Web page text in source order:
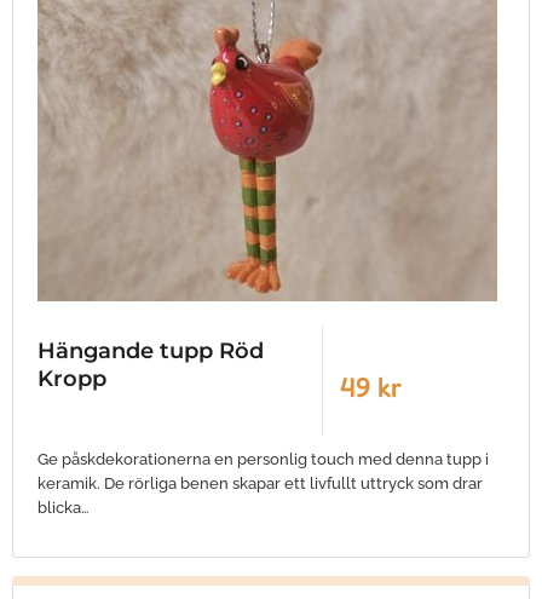
Hängande tupp Röd
Kropp
49 kr
Ge påskdekorationerna en personlig touch med denna tupp i
keramik. De rörliga benen skapar ett livfullt uttryck som drar
blicka…